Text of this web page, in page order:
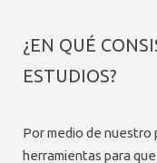
¿EN QUÉ
ESTUDIOS?
Por medio de nuestro
herramientas para